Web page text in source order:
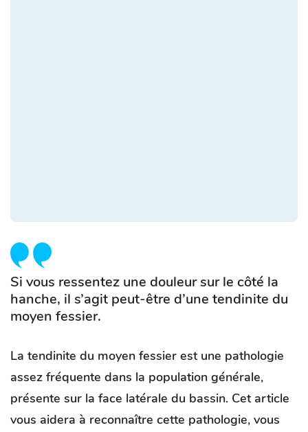
Si vous ressentez une douleur sur le côté la
hanche, il s’agit peut-être d’une tendinite du
moyen fessier.
La tendinite du moyen fessier est une pathologie
assez fréquente dans la population générale,
présente sur la face latérale du bassin. Cet article
vous aidera à reconnaître cette pathologie, vous